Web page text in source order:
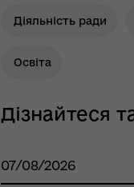
Діяльність ради
Освіта
Дізнайтеся
07/08/2026